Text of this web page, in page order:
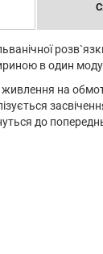
в один
на
до